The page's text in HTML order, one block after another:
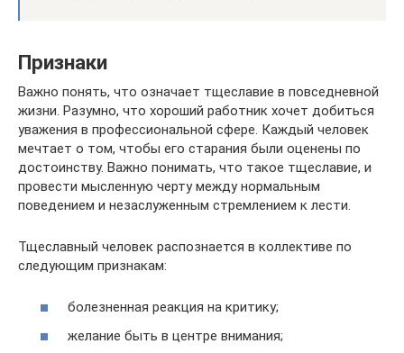
Признаки
Важно понять, что означает тщеславие в повседневной
жизни. Разумно, что хороший работник хочет добиться
уважения в профессиональной сфере. Каждый человек
мечтает о том, чтобы его старания были оценены по
достоинству. Важно понимать, что такое тщеславие, и
провести мысленную черту между нормальным
поведением и незаслуженным стремлением к лести.
Тщеславный человек распознается в коллективе по
следующим признакам:
болезненная реакция на критику;
желание быть в центре внимания;